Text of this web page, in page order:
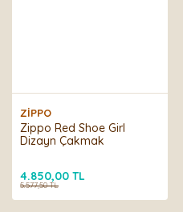
ZİPPO
Zippo Red Shoe Girl
Dizayn Çakmak
4.850,00 TL
5.577,50 TL